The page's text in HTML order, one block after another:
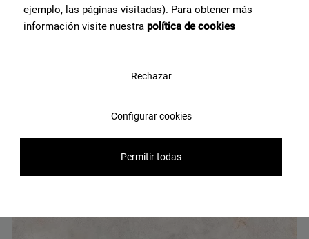
Instinto White Natural 120X120
ejemplo, las páginas visitadas). Para obtener más
información visite nuestra política de cookies
Rechazar
Configurar cookies
Permitir todas